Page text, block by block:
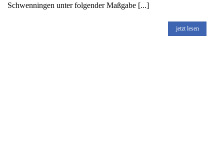
Schwenningen unter folgender Maßgabe [...]
jetzt lesen